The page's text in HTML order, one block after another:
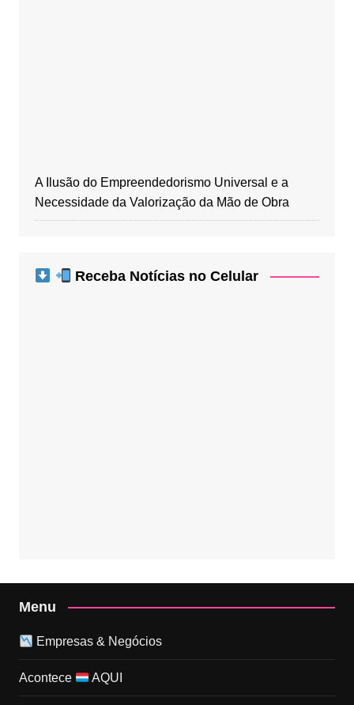
A Ilusão do Empreendedorismo Universal e a
Necessidade da Valorização da Mão de Obra
Receba Notícias no Celular
Menu
Empresas & Negócios
Acontece AQUI